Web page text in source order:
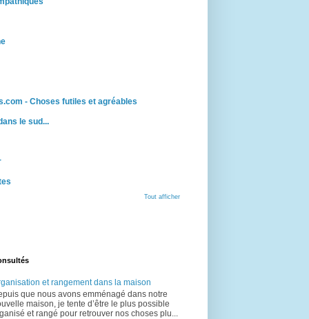
- Choses futiles et agréables
le sud...
Tout afficher
et rangement dans la maison
que nous avons emménagé dans notre
maison, je tente d’être le plus possible
et rangé pour retrouver nos choses plu...